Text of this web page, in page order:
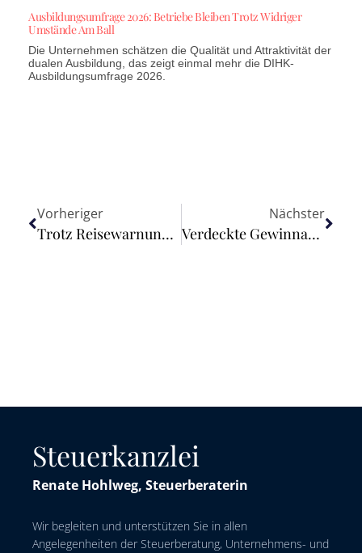
Ausbildungsumfrage 2026: Betriebe Bleiben Trotz Widriger
Umstände Am Ball
Die Unternehmen schätzen die Qualität und Attraktivität der
dualen Ausbildung, das zeigt einmal mehr die DIHK-
Ausbildungsumfrage 2026.
Vorheriger
Trotz Reisewarnung wegen Corona-Pandemie kein Kündigungsrecht für Yacht-Charter-Vertrag
Nächster
Verdeckte Gewinnausschüttung bei Sachspende an gemeinnützige Stiftung
Steuerkanzlei
Renate Hohlweg, Steuerberaterin
Wir begleiten und unterstützen Sie in allen
Angelegenheiten der Steuerberatung, Unternehmens- und